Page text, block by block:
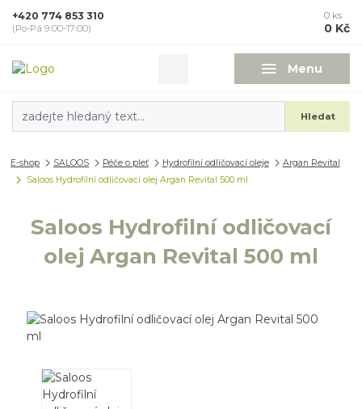
Menu
Hledat
+420 774 853 310
(Po-Pá 9:00-17:00)
0 ks
0 Kč
E-shop SALOOS Péče o pleť Hydrofilní odličovací oleje
Argan Revital
Saloos Hydrofilní odličovací olej Argan Revital 500 ml
Saloos Hydrofilní odličovací
olej Argan Revital 500 ml